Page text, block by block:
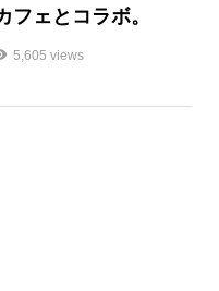
ェとコラボ。
5,605 views